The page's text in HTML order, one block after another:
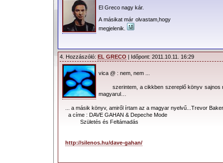
El Greco nagy kár.
A másikat már olvastam,hogy
megjelenik.
4. Hozzászóló: EL GRECO | Időpont: 2011.10.11. 16:29
vica @ : nem, nem ...
szerintem, a cikkben szereplő könyv sajnos
magyarul…
... a másik könyv, amiről írtam az a magyar nyelvű...Trevor
a címe : DAVE GAHAN & Depeche Mode
Születés és Feltámadás
http://silenos.hu/dave-gahan/